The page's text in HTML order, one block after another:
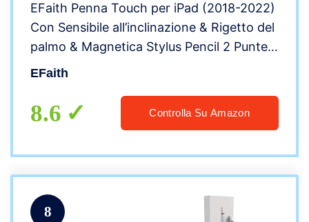
EFaith Penna Touch per iPad (2018-2022)
Con Sensibile all’inclinazione & Rigetto del
palmo & Magnetica Stylus Pencil 2 Punte
di,per iPad 10/9/8/7/6, iPad Pro 11″/12.9″
EFaith
8.6 Controlla Su Amazon
8